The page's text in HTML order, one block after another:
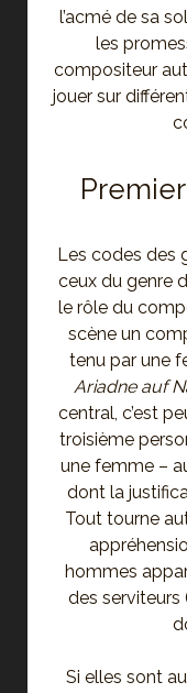
l’acmé de sa
les
compositeur
jouer sur
Les codes des
ceux du genre
le rôle du
scène un
tenu par une
Ariadne auf
central, c’est
troisième
une femme –
dont la
Tout tourne
hommes
des serviteurs
Si elles sont